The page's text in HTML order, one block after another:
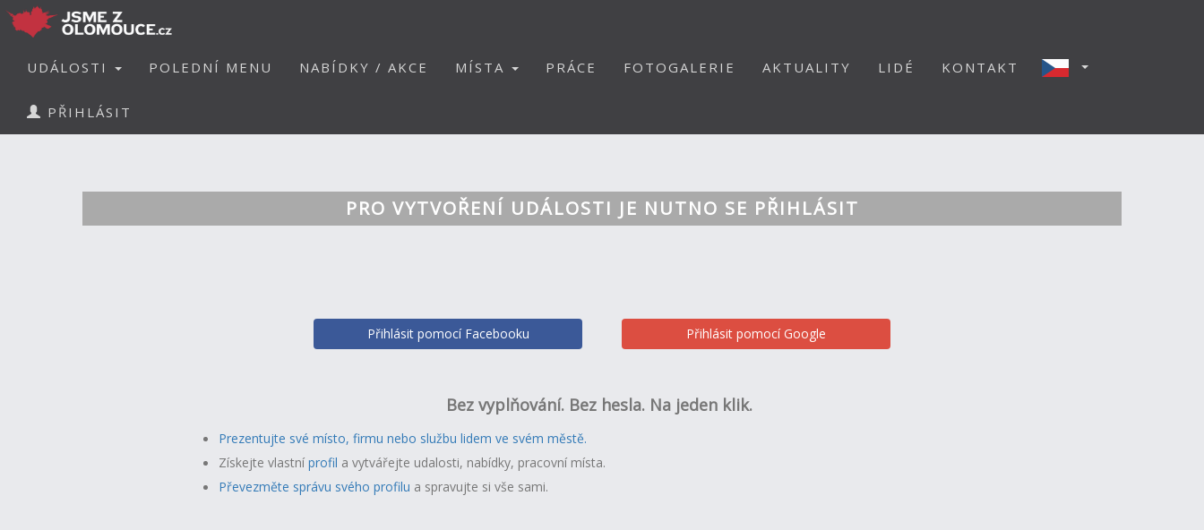
UDÁLOSTI POLEDNÍ MENU NABÍDKY / AKCE MÍSTA PRÁCE FOTOGALERIE AKTUALITY LIDÉ KONTAKT
PŘIHLÁSIT
PRO VYTVOŘENÍ UDÁLOSTI JE NUTNO SE PŘIHLÁSIT
Přihlásit pomocí Facebooku Přihlásit pomocí Google
Bez vyplňování. Bez hesla. Na jeden klik.
Prezentujte své místo, firmu nebo službu lidem ve svém městě.
Získejte vlastní profil a vytvářejte udalosti, nabídky, pracovní místa.
Převezměte správu svého profilu a spravujte si vše sami.